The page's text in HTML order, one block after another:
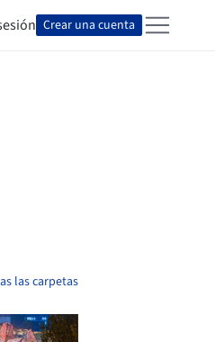
Crear una cuenta
las carpetas